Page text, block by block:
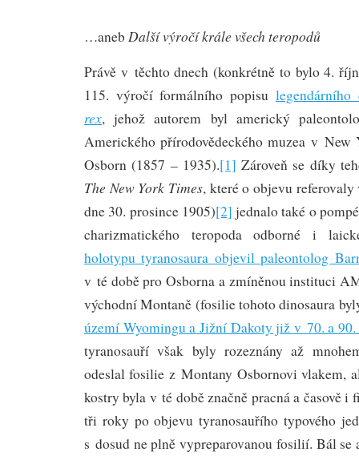
…aneb Další výročí krále všech teropodů
Právě v těchto dnech (konkrétně to bylo 4.
115. výročí formálního popisu
rex, jehož autorem byl americký
Amerického přírodovědeckého muzea v
Osborn (1857 – 1935).[1] Zároveň se díky
The New York Times, které o objevu
dne 30. prosince 1905)[2] jednalo také o
charizmatického teropoda odborné i
holotypu tyranosaura objevil paleontolog
v té době pro Osborna a zmíněnou instituci
východní Montaně (fosilie tohoto dinosaura
území Wyomingu a Jižní Dakoty již v 70. a
tyranosauří však byly rozeznány až
odeslal fosilie z Montany Osbornovi vlakem,
kostry byla v té době značně pracná a časově i
tři roky po objevu tyranosauřího typového
s dosud ne plně vypreparovanou fosilií. Bál se